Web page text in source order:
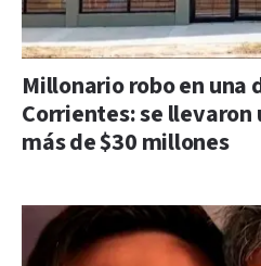
Millonario robo en una
Corrientes: se llevaron
más de $30 millones